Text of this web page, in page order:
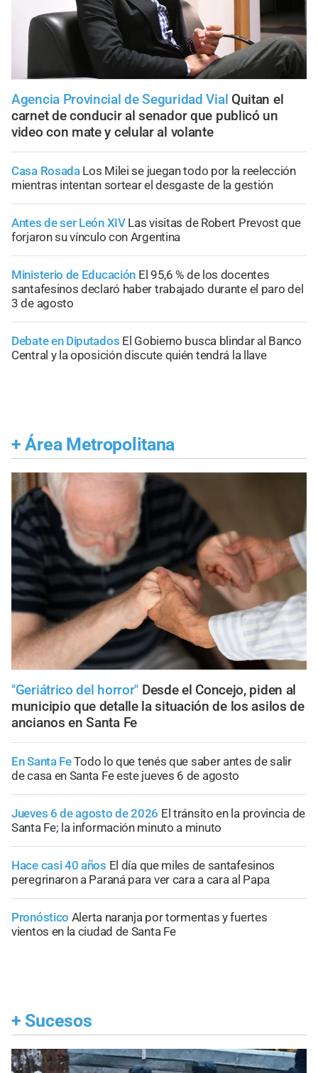
Agencia Provincial de Seguridad Vial Quitan el
carnet de conducir al senador que publicó un
video con mate y celular al volante
Casa Rosada Los Milei se juegan todo por la reelección
mientras intentan sortear el desgaste de la gestión
Antes de ser León XIV Las visitas de Robert Prevost que
forjaron su vínculo con Argentina
Ministerio de Educación El 95,6 % de los docentes
santafesinos declaró haber trabajado durante el paro del
3 de agosto
Debate en Diputados El Gobierno busca blindar al Banco
Central y la oposición discute quién tendrá la llave
+ Área Metropolitana
"Geriátrico del horror" Desde el Concejo, piden al
municipio que detalle la situación de los asilos de
ancianos en Santa Fe
En Santa FeTodo lo que tenés que saber antes de salir
de casa en Santa Fe este jueves 6 de agosto
Jueves 6 de agosto de 2026 El tránsito en la provincia de
Santa Fe; la información minuto a minuto
Hace casi 40 años El día que miles de santafesinos
peregrinaron a Paraná para ver cara a cara al Papa
Pronóstico Alerta naranja por tormentas y fuertes
vientos en la ciudad de Santa Fe
+ Sucesos